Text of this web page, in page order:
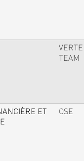
VERTE
TEAM
ET
OSE